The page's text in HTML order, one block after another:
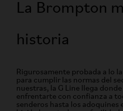
La Brompton
historia
Rigurosamente probada a lo
para cumplir las normas del
nuestras, la G Line llega
enfrentarte con confianza a
senderos hasta los adoquines